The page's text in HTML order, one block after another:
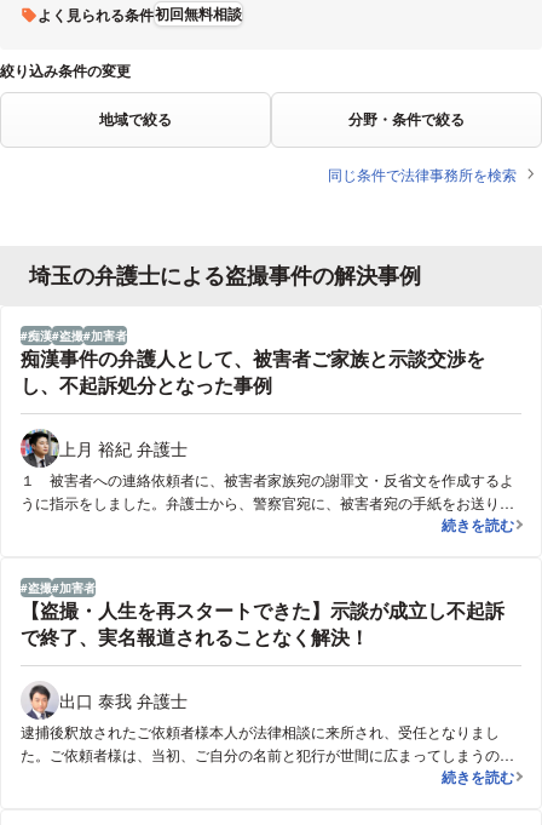
よく見られる条件初回無料相談
絞り込み条件の変更
地域で絞る 分野・条件で絞る
同じ条件で法律事務所を検索
埼玉の弁護士による盗撮事件の解決事例
痴漢 盗撮 加害者
痴漢事件の弁護人として、被害者ご家族と示談交渉を
し、不起訴処分となった事例
上月 裕紀 弁護士
１ 被害者への連絡依頼者に、被害者家族宛の謝罪文・反省文を作成するよ
うに指示をしました。弁護士から、警察官宛に、被害者宛の手紙をお送り
し、「被害に遭った経緯や現在の心境をうかがわせて欲しい。」ということ
刑事処分は望まない」という条項を含んだ合意書の取り交わしを行いまし
た。２ 得られた結論弁護士から、担当の検察官に対して、被害者との合意
内容を報告したうえで、被疑者の刑事処分については不起訴（起訴猶予）が
適当であるという意見書を提出しました。その結果、被疑者の刑事処分は、
不起訴処分となりました。
痴漢事件の弁
続きを読む
盗撮 加害者
【盗撮・人生を再スタートできた】示談が成立し不起訴
で終了、実名報道されることなく解決！
出口 泰我 弁護士
逮捕後釈放されたご依頼者様本人が法律相談に来所され、受任となりまし
た。ご依頼者様は、当初、ご自分の名前と犯行が世間に広まってしまうので
はないかと非常に悩んでおられましたが、弁護人を通じて被害者の方に謝罪
【盗撮・人生
続きを読む